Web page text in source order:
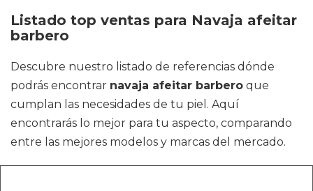
Listado top ventas para Navaja afeitar
barbero
Descubre nuestro listado de referencias dónde
podrás encontrar navaja afeitar barbero que
cumplan las necesidades de tu piel. Aquí
encontrarás lo mejor para tu aspecto, comparando
entre las mejores modelos y marcas del mercado.